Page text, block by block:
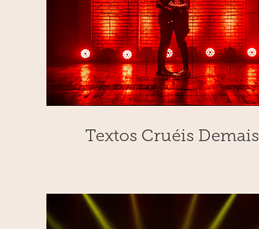
Textos Cruéis Demais